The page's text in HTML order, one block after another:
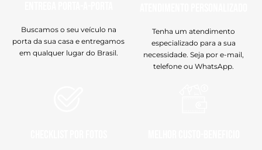
Buscamos o seu veículo na
porta da sua casa e entregamos
em qualquer lugar do Brasil.
Tenha um atendimento
especializado para a sua
necessidade. Seja por e-mail,
telefone ou WhatsApp.